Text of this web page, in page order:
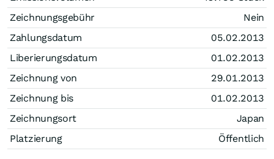
Zeichnungsgebühr
Nein
Zahlungsdatum
05.02.2013
Liberierungsdatum
01.02.2013
Zeichnung von
29.01.2013
Zeichnung bis
01.02.2013
Zeichnungsort
Japan
Platzierung
Öffentlich